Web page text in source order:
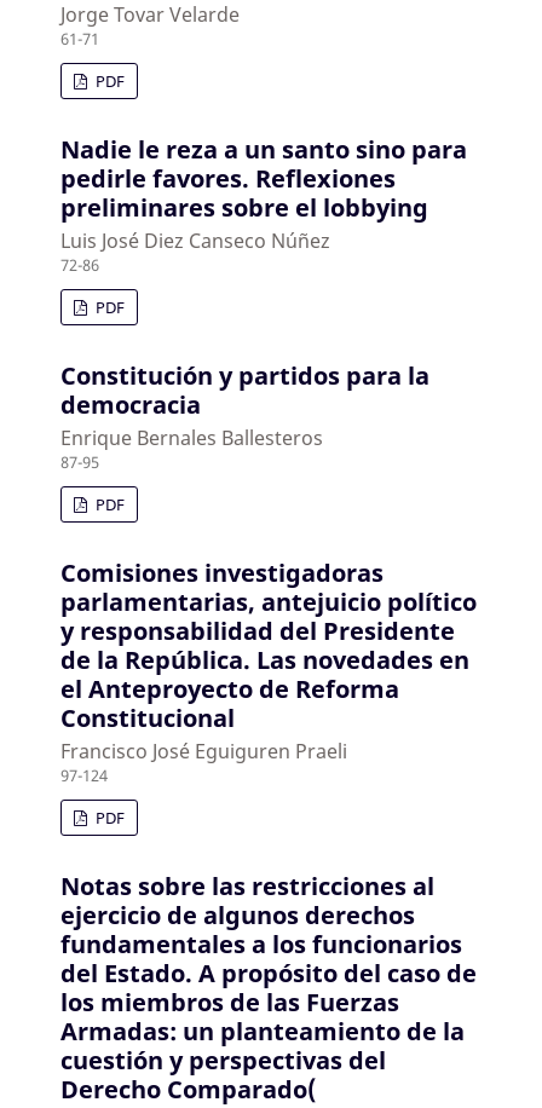
Jorge Tovar Velarde
61-71
PDF
Nadie le reza a un santo sino para
pedirle favores. Reflexiones
preliminares sobre el lobbying
Luis José Diez Canseco Núñez
72-86
PDF
Constitución y partidos para la
democracia
Enrique Bernales Ballesteros
87-95
PDF
Comisiones investigadoras
parlamentarias, antejuicio político
y responsabilidad del Presidente
de la República. Las novedades en
el Anteproyecto de Reforma
Constitucional
Francisco José Eguiguren Praeli
97-124
PDF
Notas sobre las restricciones al
ejercicio de algunos derechos
fundamentales a los funcionarios
del Estado. A propósito del caso de
los miembros de las Fuerzas
Armadas: un planteamiento de la
cuestión y perspectivas del
Derecho Comparado(